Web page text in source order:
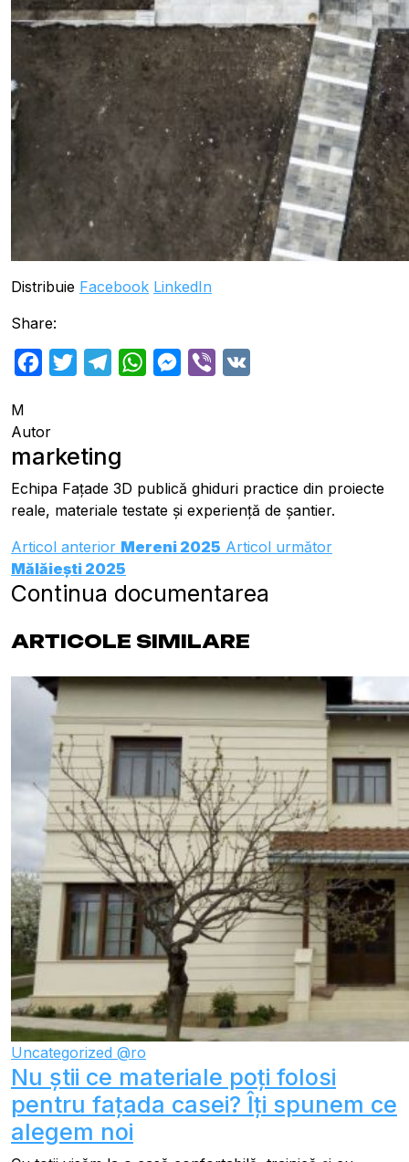
Distribuie Facebook LinkedIn
Share:
Facebook
TwitterTelegramWhatsAppMessenger
Viber
M
Autor
marketing
Echipa Fațade 3D publică ghiduri practice din proiecte
reale, materiale testate și experiență de șantier.
Articol anterior Mereni 2025 Articol următor
Mălăiești 2025
Continua documentarea
ARTICOLE SIMILARE
Uncategorized @ro
Nu știi ce materiale poți folosi
pentru fațada casei? Îți spunem ce
alegem noi